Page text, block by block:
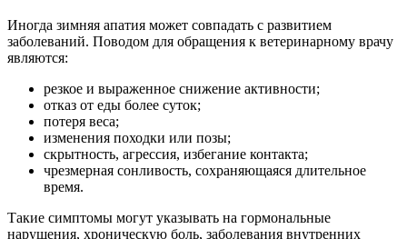
Иногда зимняя апатия может совпадать с развитием
заболеваний. Поводом для обращения к ветеринарному врачу
являются:
резкое и выраженное снижение активности;
отказ от еды более суток;
потеря веса;
изменения походки или позы;
скрытность, агрессия, избегание контакта;
чрезмерная сонливость, сохраняющаяся длительное
время.
Такие симптомы могут указывать на гормональные
нарушения, хроническую боль, заболевания внутренних